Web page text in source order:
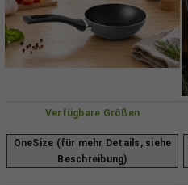
Verfügbare Größen
OneSize (für mehr Details, siehe
Beschreibung)